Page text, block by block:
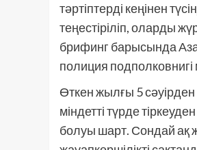
тәртіптерді кеңінен
теңестіріліп, оларды
брифинг барысында
полиция подполковнигі
Өткен жылғы 5 сәуірден
міндетті түрде
болуы шарт. Сондай ақ